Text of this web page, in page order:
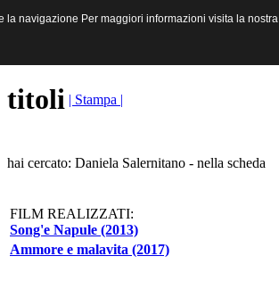
e Multimediali
titoli | Stampa |
hai cercato: Daniela Salernitano - nella scheda
FILM REALIZZATI:
Song'e Napule (2013)
Ammore e malavita (2017)
la navigazione Per maggiori informazioni visita la nostra
la navigazione Per maggiori informazioni visita la nostra